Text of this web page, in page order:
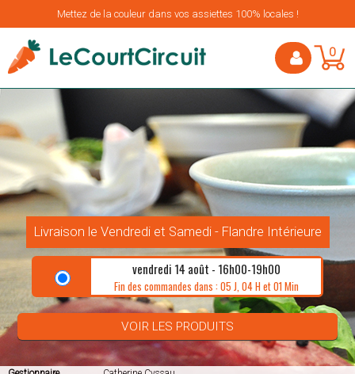
Mettez de la couleur dans vos assiettes 100% locales !
0
Livraison le Vendredi et Samedi - Flandre Intérieure
vendredi 14 août - 16h00-19h00
Fin des commandes dans : 05 J, 04 H et 01 Min
VOIR LES PRODUITS